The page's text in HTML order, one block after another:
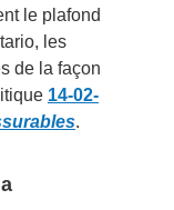
le plafond
les
de la façon
14-02-
.